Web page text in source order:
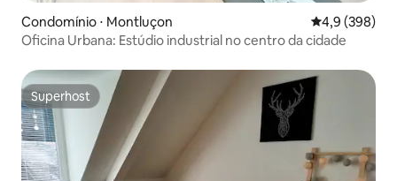
Condomínio ⋅ Montluçon 4,9 de uma
4,9 (398)
Oficina Urbana: Estúdio industrial no centro da cidade
Superhost
Superhost